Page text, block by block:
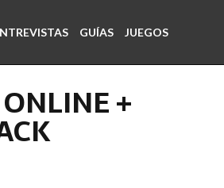
GUÍAS JUEGOS
+